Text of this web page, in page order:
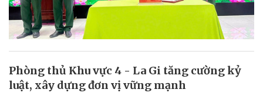
Phòng thủ Khu vực 4 - La Gi tăng cường kỷ
luật, xây dựng đơn vị vững mạnh